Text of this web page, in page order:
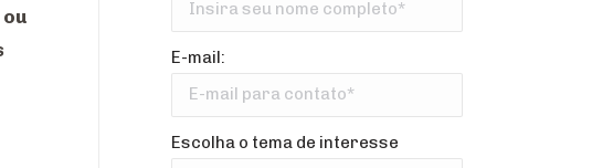
E-mail:
Escolha o tema de interesse